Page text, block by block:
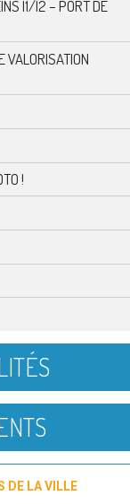
I1/I2 – PORT DE
VALORISATION
!
DE LA VILLE